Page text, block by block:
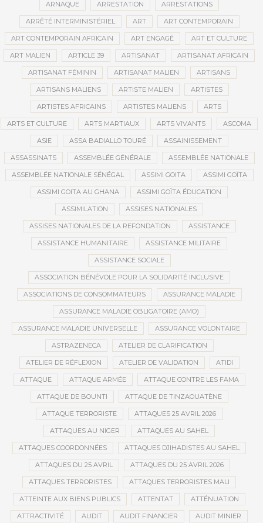
ARNAQUE ARRESTATION ARRESTATIONS
ARRÊTÉ INTERMINISTÉRIEL ART ART CONTEMPORAIN
ART CONTEMPORAIN AFRICAIN ART ENGAGÉ ART ET CULTURE
ART MALIEN ARTICLE 39 ARTISANAT ARTISANAT AFRICAIN
ARTISANAT FÉMININ ARTISANAT MALIEN ARTISANS
ARTISANS MALIENS ARTISTE MALIEN ARTISTES
ARTISTES AFRICAINS ARTISTES MALIENS ARTS
ARTS ET CULTURE ARTS MARTIAUX ARTS VIVANTS ASCOMA
ASIE ASSA BADIALLO TOURÉ ASSAINISSEMENT
ASSASSINATS ASSEMBLÉE GÉNÉRALE ASSEMBLÉE NATIONALE
ASSEMBLÉE NATIONALE SÉNÉGAL ASSIMI GOITA ASSIMI GOÏTA
ASSIMI GOITA AU GHANA ASSIMI GOÏTA ÉDUCATION
ASSIMILATION ASSISES NATIONALES
ASSISES NATIONALES DE LA REFONDATION ASSISTANCE
ASSISTANCE HUMANITAIRE ASSISTANCE MILITAIRE
ASSISTANCE SOCIALE
ASSOCIATION BÉNÉVOLE POUR LA SOLIDARITÉ INCLUSIVE
ASSOCIATIONS DE CONSOMMATEURS ASSURANCE MALADIE
ASSURANCE MALADIE OBLIGATOIRE (AMO)
ASSURANCE MALADIE UNIVERSELLE ASSURANCE VOLONTAIRE
ASTRAZENECA ATELIER DE CLARIFICATION
ATELIER DE RÉFLEXION ATELIER DE VALIDATION ATIDI
ATTAQUE ATTAQUE ARMÉE ATTAQUE CONTRE LES FAMA
ATTAQUE DE BOUNTI ATTAQUE DE TINZAOUATÈNE
ATTAQUE TERRORISTE ATTAQUES 25 AVRIL 2026
ATTAQUES AU NIGER ATTAQUES AU SAHEL
ATTAQUES COORDONNÉES ATTAQUES DJIHADISTES AU SAHEL
ATTAQUES DU 25 AVRIL ATTAQUES DU 25 AVRIL 2026
ATTAQUES TERRORISTES ATTAQUES TERRORISTES MALI
ATTEINTE AUX BIENS PUBLICS ATTENTAT ATTÉNUATION
ATTRACTIVITÉ AUDIT AUDIT FINANCIER AUDIT MINIER